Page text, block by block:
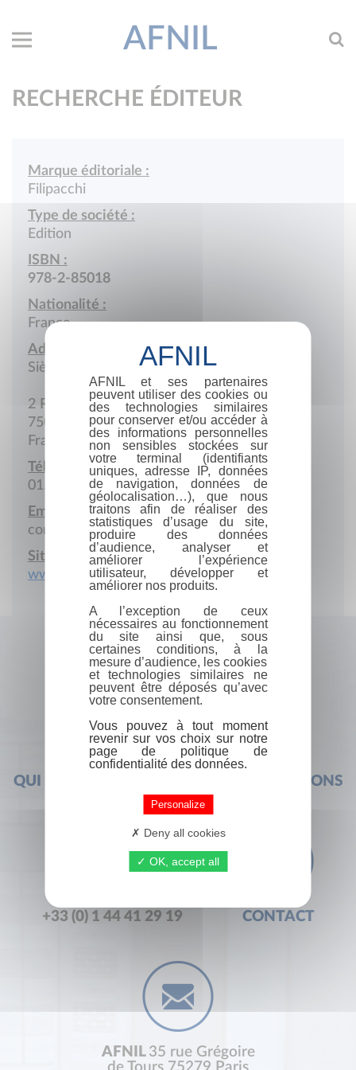
AFNIL
RECHERCHE ÉDITEUR
Marque éditoriale :
Filipacchi
Type de société :
Edition
ISBN :
978-2-85018
Nationalité :
France
Adresse :
Siège social
2 Rue des Cévennes
75015 Paris
France
Téléphone :
01.87.15.40.40
Email :
communication@lagarderenews.com
Site Internet :
www.lagardere.com
QUI SOMMES-NOUS ? FOIRE AUX QUESTIONS
+33 (0) 1 44 41 29 19 CONTACT
AFNIL 35 rue Grégoire
AFNIL et ses partenaires
peuvent utiliser des cookies ou
des technologies similaires
pour conserver et/ou accéder à
des informations personnelles
non sensibles stockées sur
votre terminal (identifiants
uniques, adresse IP, données
de navigation, données de
géolocalisation…), que nous
traitons afin de réaliser des
statistiques d’usage du site,
produire des données
d’audience, analyser et
améliorer l’expérience
utilisateur, développer et
améliorer nos produits.
A l’exception de ceux
nécessaires au fonctionnement
du site ainsi que, sous
certaines conditions, à la
mesure d’audience, les cookies
et technologies similaires ne
peuvent être déposés qu’avec
votre consentement.
Vous pouvez à tout moment
revenir sur vos choix sur notre
page de politique de
confidentialité des données.
Personalize
Deny all cookies
OK, accept all